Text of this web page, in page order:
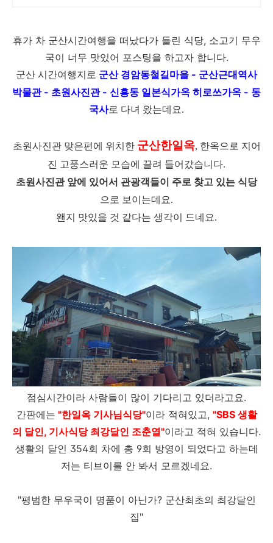
휴가 차 군산시간여행을 떠났다가 들린 식당, 소고기 무우
국이 너무 맛있어 포스팅을 하고자 합니다.
군산 시간여행지로 군산 경암동철길마을 - 군산근대역사
박물관 - 초원사진관 - 신흥동 일본식가옥 히로쓰가옥 - 동
국사로 다녀 왔는데요.
초원사진관 맞은편에 위치한 군산한일옥, 한옥으로 지어
진 고풍스러운 모습에 끌려 들어갔습니다.
초원사진관 앞에 있어서 관광객들이 주로 찾고 있는 식당
으로 보이는데요.
왠지 맛있을 것 같다는 생각이 드네요.
점심시간이라 사람들이 많이 기다리고 있더라고요.
간판에는 "한일옥 기사님식당"이라 적혀있고, "SBS 생활
의 달인, 기사식당 최강달인 조춘열"이라고 적혀 있습니다.
생활의 달인 354회 차에 총 9회 방영이 되었다고 하는데
저는 티브이를 안 봐서 모르겠네요.
"평범한 무우국이 명품이 아닌가? 군산최초의 최강달인
집"